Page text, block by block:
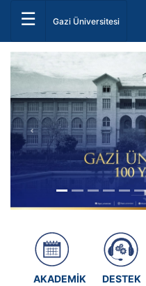
☰ Gazi Üniversitesi
Önceki
AKADEMİK
DESTEK